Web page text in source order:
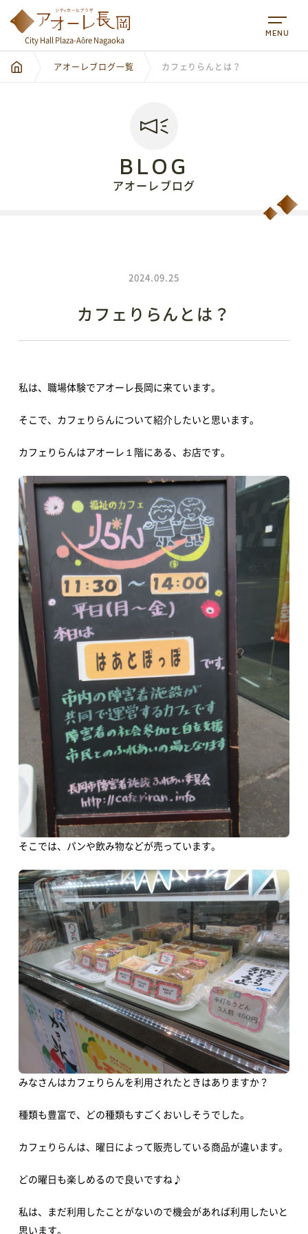
City Hall Plaza-Aôre Nagaoka
アオーレブログ一覧 カフェりらんとは？
BLOG
アオーレブログ
2024.09.25
カフェりらんとは？
私は、職場体験でアオーレ長岡に来ています。
そこで、カフェりらんについて紹介したいと思います。
カフェりらんはアオーレ１階にある、お店です。
そこでは、パンや飲み物などが売っています。
みなさんはカフェりらんを利用されたときはありますか？
種類も豊富で、どの種類もすごくおいしそうでした。
カフェりらんは、曜日によって販売している商品が違います。
どの曜日も楽しめるので良いですね♪
私は、まだ利用したことがないので機会があれば利用したいと
思います。
MENU
TOP
アオーレって？
アオーレ長岡って？ フロアマップ
アクセス
イベント情報
イベントカレンダー 体験・教室
講演会・式典 音楽
文化・芸術 スポーツ・健康
買い物・グルメ 地域情報・相談
新着情報
すべてのお知らせ 重要なお知らせ
お知らせ イベント
アオーレBLOG
電子ブック